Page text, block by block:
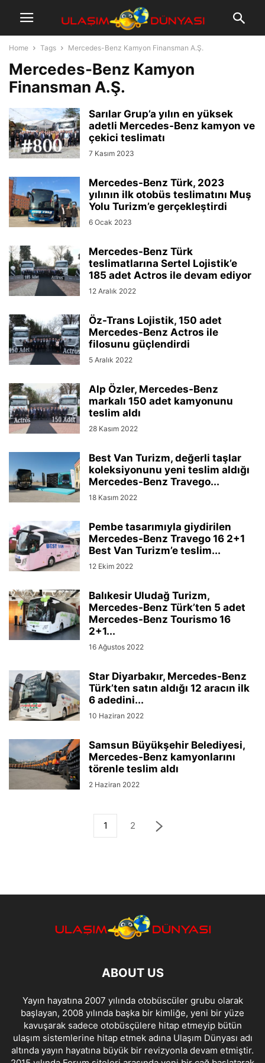
Home Tags Mercedes-Benz Kamyon Finansman A.Ş.
Mercedes-Benz Kamyon
Finansman A.Ş.
Sarılar Grup’a yılın en yüksek
adetli Mercedes-Benz kamyon ve
çekici teslimatı
7 Kasım 2023
Mercedes-Benz Türk, 2023
yılının ilk otobüs teslimatını Muş
Yolu Turizm’e gerçekleştirdi
6 Ocak 2023
Mercedes-Benz Türk
teslimatlarına Sertel Lojistik’e
185 adet Actros ile devam ediyor
12 Aralık 2022
Öz-Trans Lojistik, 150 adet
Mercedes-Benz Actros ile
filosunu güçlendirdi
5 Aralık 2022
Alp Özler, Mercedes-Benz
markalı 150 adet kamyonunu
teslim aldı
28 Kasım 2022
Best Van Turizm, değerli taşlar
koleksiyonunu yeni teslim aldığı
Mercedes-Benz Travego...
18 Kasım 2022
Pembe tasarımıyla giydirilen
Mercedes-Benz Travego 16 2+1
Best Van Turizm’e teslim...
12 Ekim 2022
Balıkesir Uludağ Turizm,
Mercedes-Benz Türk’ten 5 adet
Mercedes-Benz Tourismo 16
2+1...
16 Ağustos 2022
Star Diyarbakır, Mercedes-Benz
Türk’ten satın aldığı 12 aracın ilk
6 adedini...
10 Haziran 2022
Samsun Büyükşehir Belediyesi,
Mercedes-Benz kamyonlarını
törenle teslim aldı
2 Haziran 2022
1 2
ABOUT US
Yayın hayatına 2007 yılında otobüscüler grubu olarak
başlayan, 2008 yılında başka bir kimliğe, yeni bir yüze
kavuşarak sadece otobüsçülere hitap etmeyip bütün
ulaşım sistemlerine hitap etmek adına Ulaşım Dünyası adı
altında yayın hayatına büyük bir revizyonla devam etmiştir.